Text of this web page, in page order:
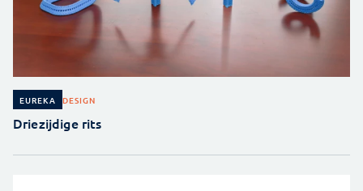
EUREKA DESIGN
Driezijdige rits